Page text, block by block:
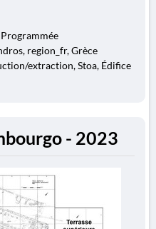
region_fr, Grèce
extraction, Stoa, Édifice
- 2023